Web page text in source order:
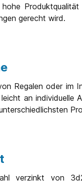
gerecht wird.
Regalen oder
an
verzinkt von